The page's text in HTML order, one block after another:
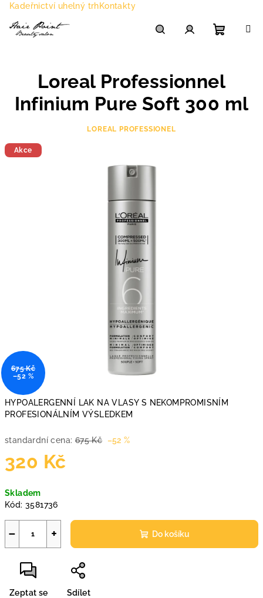
Přejít
obsah
Kadeřnictví uhelný trhKontakty
košík
HYPOALERGENNÍ LAK NA VLASY S NEKOMPROMISNÍM
PROFESIONÁLNÍM VÝSLEDKEM
standardní cena: 675 Kč –52 %
320 Kč
cena:
Skladem
Kód: 3581736
+
− Do košíku
Zeptat se Sdílet
Loreal Professionnel
Infinium Pure Soft 300 ml
LOREAL PROFESSIONEL
Akce
675 Kč
–52 %